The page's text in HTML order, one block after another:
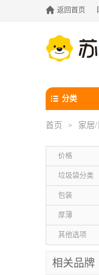
 返回首页
分类
首页 > 家居
价格
垃圾袋分类
包装
厚薄
其他选项
相关品牌